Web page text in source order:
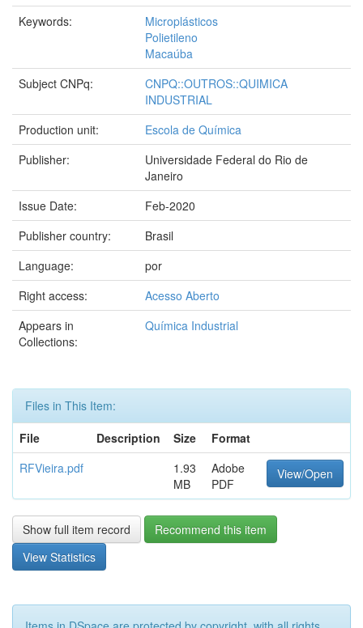
Keywords:
Microplásticos
Polietileno
Macaúba
Subject CNPq:
CNPQ::OUTROS::QUIMICA
INDUSTRIAL
Production unit:
Escola de Química
Publisher:
Universidade Federal do Rio de
Janeiro
Issue Date:
Feb-2020
Publisher country:
Brasil
Language:
por
Right access:
Acesso Aberto
Appears in
Collections:
Química Industrial
Files in This Item:
File
Description Size
Format
RFVieira.pdf
1.93
MB
Adobe
PDF
View/Open
Show full item record
Recommend this item
View Statistics